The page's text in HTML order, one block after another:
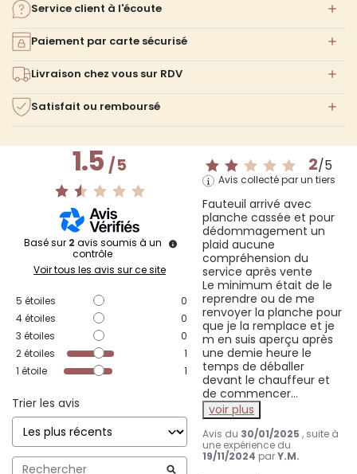
Service client à l'écoute
Paiement par carte sécurisé
Livraison chez vous sur RDV
Satisfait ou remboursé
1.5/5
Basé sur 2 avis soumis à un
contrôle
Voir tous les avis sur ce site
5 étoiles
0
4étoiles
0
3 étoiles
0
2étoiles
1
1 étoile 1
Trier les avis
2/5
Avis collecté par un tiers
Fauteuil arrivé avec
planche cassée et pour
dédommagement un
plaid aucune
compréhension du
service après vente
Le minimum était de le
reprendre ou de me
renvoyer la planche pour
que je la remplace et je
m en suis aperçu après
une demie heure le
temps de déballer
devant le chauffeur et
de commencer...
voir plus
Avis du 30/01/2025 , suite à
une expérience du
19/11/2024 parY.M.